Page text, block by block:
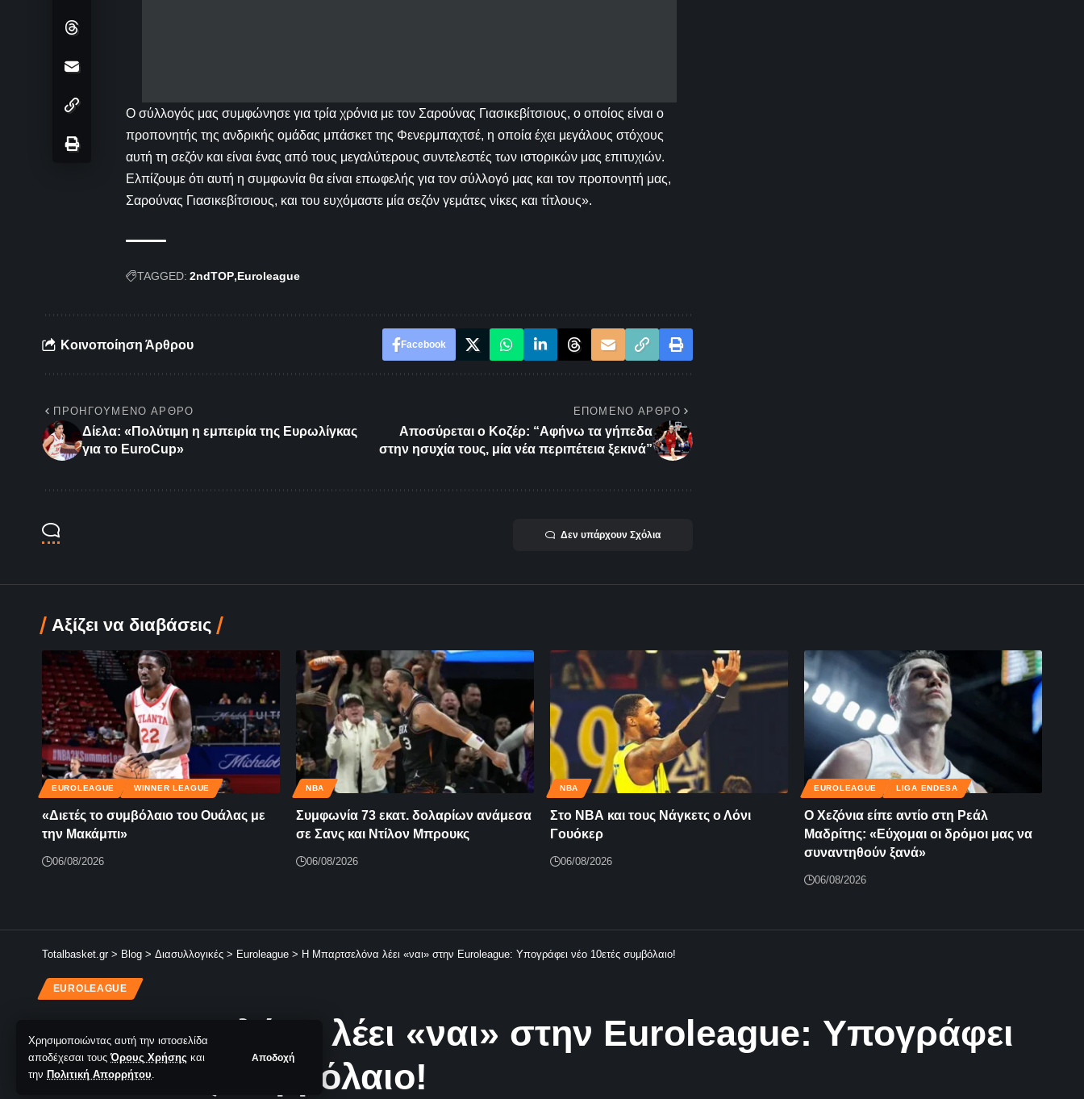
Χρησιμοποιώντας αυτή την ιστοσελίδα
αποδέχεσαι τουςΌρους Χρήσης και
την Πολιτική Απορρήτου.
Αποδοχή
Ο σύλλογός μας συμφώνησε για τρία χρόνια με τον Σαρούνας Γιασικεβίτσιους, ο οποίος είναι ο
προπονητής της ανδρικής ομάδας μπάσκετ της Φενερμπαχτσέ, η οποία έχει μεγάλους στόχους
αυτή τη σεζόν και είναι ένας από τους μεγαλύτερους συντελεστές των ιστορικών μας επιτυχιών.
Ελπίζουμε ότι αυτή η συμφωνία θα είναι επωφελής για τον σύλλογό μας και τον προπονητή μας,
Σαρούνας Γιασικεβίτσιους, και του ευχόμαστε μία σεζόν γεμάτες νίκες και τίτλους».
TAGGED: 2ndTOP Euroleague
Κοινοποίηση Άρθρου Facebook
ΠΡΟΗΓΟΎΜΕΝΟ ΆΡΘΡΟ
Δίελα: «Πολύτιμη η εμπειρία της Ευρωλίγκας
για το EuroCup»
ΕΠΌΜΕΝΟ ΆΡΘΡΟ
Αποσύρεται ο Κοζέρ: “Αφήνω τα γήπεδα
στην ησυχία τους, μία νέα περιπέτεια ξεκινά”
Δεν υπάρχουν Σχόλια
Αξίζει να διαβάσεις
EUROLEAGUE WINNER LEAGUE
«Διετές το συμβόλαιο του Ουάλας με
την Μακάμπι»
06/08/2026
NBA
Συμφωνία 73 εκατ. δολαρίων ανάμεσα
σε Σανς και Ντίλον Μπρουκς
06/08/2026
NBA
Στο ΝΒΑ και τους Νάγκετς ο Λόνι
Γουόκερ
06/08/2026
EUROLEAGUE LIGA ENDESA
Ο Χεζόνια είπε αντίο στη Ρεάλ
Μαδρίτης: «Εύχομαι οι δρόμοι μας να
συναντηθούν ξανά»
06/08/2026
Totalbasket.gr > Blog > Διασυλλογικές > Euroleague > Η Μπαρτσελόνα λέει «ναι» στην Euroleague: Υπογράφει νέο 10ετές συμβόλαιο!
EUROLEAGUE
Η Μπαρτσελόνα λέει «ναι» στην Euroleague: Υπογράφει
νέο 10ετές συμβόλαιο!